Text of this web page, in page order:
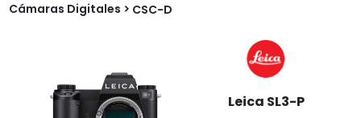
Cámaras Digitales CSC-D
Leica SL3-P